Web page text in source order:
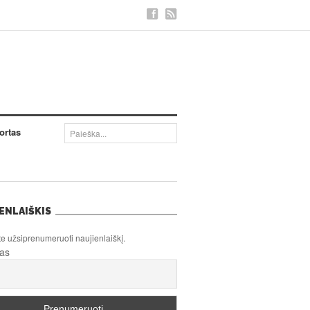
užsiprenumeruoti naujienlaiškį.